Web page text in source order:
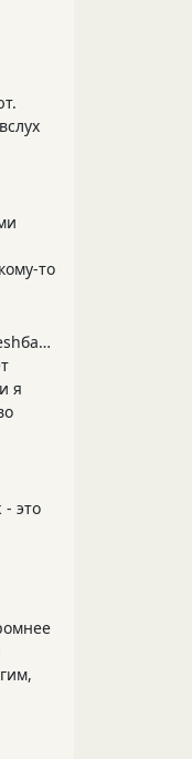
то
Дохтур Gugutцэ князь Беshбармакоff
я
это